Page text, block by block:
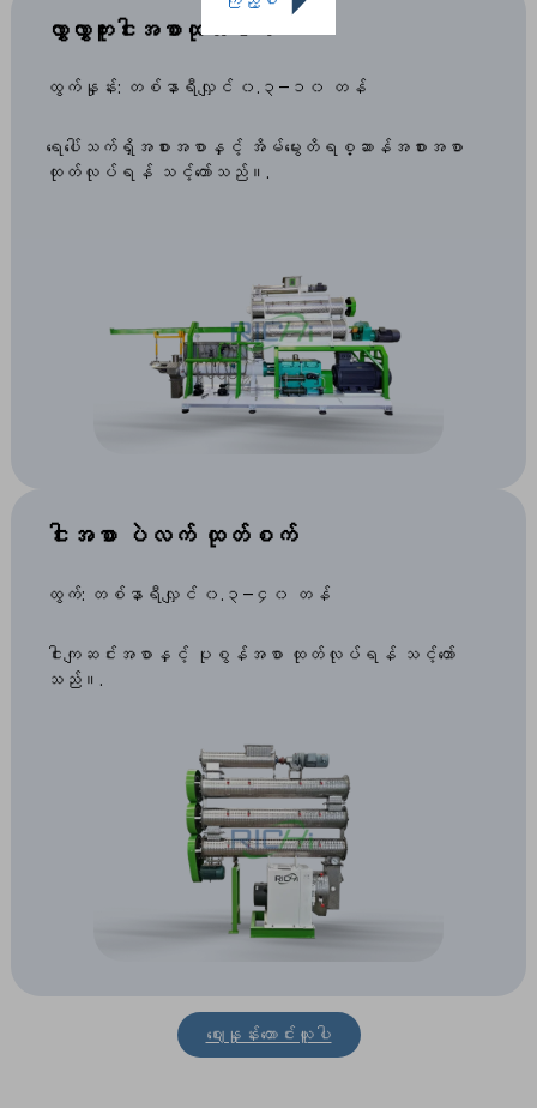
လွှာလွှာကူးငါးအစာထုတ်စက်
ထွက်နှုန်း: တစ်နာရီလျှင် ၀.၃–၁၀ တန်
ရေပေါ်သက်ရှိအစားအစာနှင့် အိမ်မွေးတိရစ္ဆာန်အစားအစာ
ထုတ်လုပ်ရန် သင့်တော်သည်။.
ငါးအစာ ပဲလက် ထုတ်စက်
ထွက်: တစ်နာရီလျှင် ၀.၃–၄၀ တန်
ငါးကျဆင်းအစာနှင့် ပုစွန်အစာ ထုတ်လုပ်ရန် သင့်တော်
သည်။.
ဈေးနှုန်းတောင်းယူပါ